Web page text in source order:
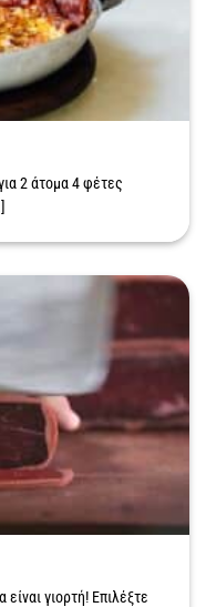
2 άτομα 4 φέτες
γιορτή! Επιλέξτε